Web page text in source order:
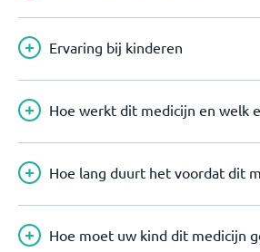
Ervaring bij kinderen
Hoe werkt dit medicijn en welk
Hoe lang duurt het voordat dit
Hoe moet uw kind dit medicijn